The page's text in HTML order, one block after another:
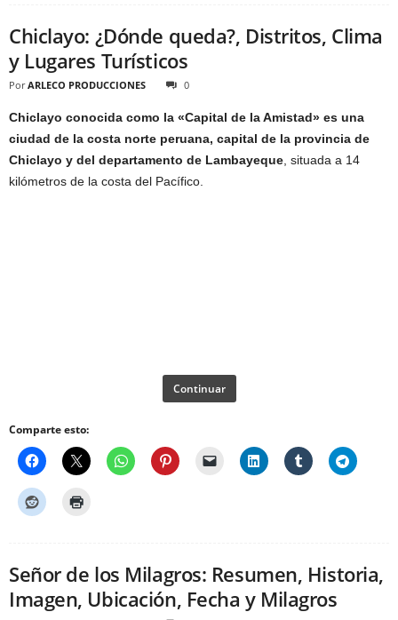
Chiclayo: ¿Dónde queda?, Distritos, Clima
y Lugares Turísticos
Por ARLECO PRODUCCIONES 0
Chiclayo conocida como la «Capital de la Amistad» es una
ciudad de la costa norte peruana, capital de la provincia de
Chiclayo y del departamento de Lambayeque , situada a 14
kilómetros de la costa del Pacífico.
Continuar
Comparte esto:
Señor de los Milagros: Resumen, Historia,
Imagen, Ubicación, Fecha y Milagros